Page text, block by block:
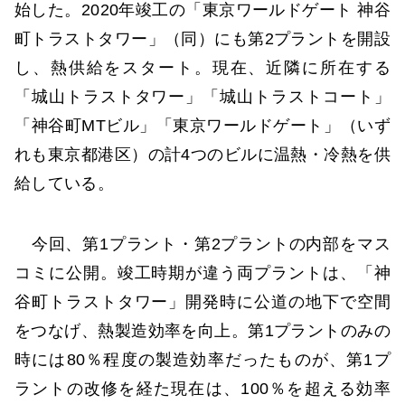
始した。2020年竣工の「東京ワールドゲート 神谷
町トラストタワー」（同）にも第2プラントを開設
し、熱供給をスタート。現在、近隣に所在する
「城山トラストタワー」「城山トラストコート」
「神谷町MTビル」「東京ワールドゲート」（いず
れも東京都港区）の計4つのビルに温熱・冷熱を供
給している。
今回、第1プラント・第2プラントの内部をマス
コミに公開。竣工時期が違う両プラントは、「神
谷町トラストタワー」開発時に公道の地下で空間
をつなげ、熱製造効率を向上。第1プラントのみの
時には80％程度の製造効率だったものが、第1プ
ラントの改修を経た現在は、100％を超える効率